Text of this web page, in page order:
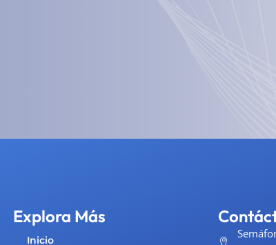
Explora Más
Inicio